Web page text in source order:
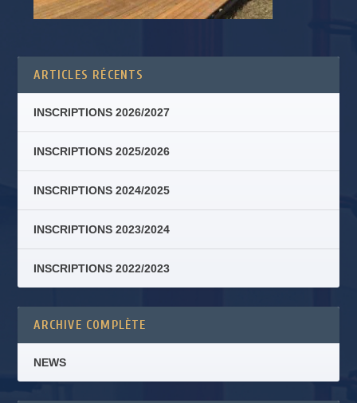
ARTICLES RÉCENTS
INSCRIPTIONS 2026/2027
INSCRIPTIONS 2025/2026
INSCRIPTIONS 2024/2025
INSCRIPTIONS 2023/2024
INSCRIPTIONS 2022/2023
ARCHIVE COMPLÈTE
NEWS